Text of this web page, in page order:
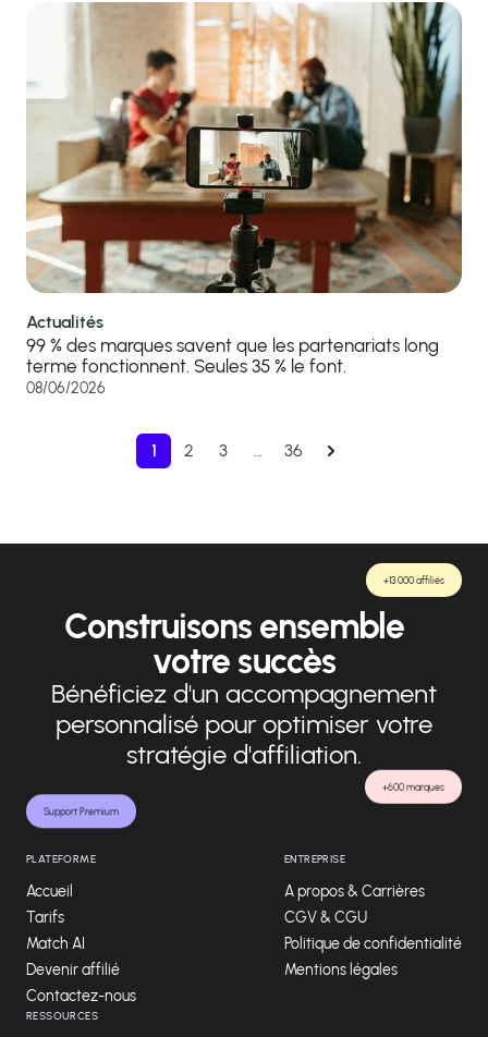
Actualités
99 % des marques savent que les partenariats long
terme fonctionnent. Seules 35 % le font.
08/06/2026
1 2 3 … 36
Support Premium
+600 marques
+13 000 affiliés
Construisons ensemble
votre succès
Bénéficiez d'un accompagnement
personnalisé pour optimiser votre
stratégie d'affiliation.
PLATEFORME
Accueil
Tarifs
Match AI
Devenir affilié
Contactez-nous
ENTREPRISE
A propos & Carrières
CGV & CGU
Politique de confidentialité
Mentions légales
RESSOURCES